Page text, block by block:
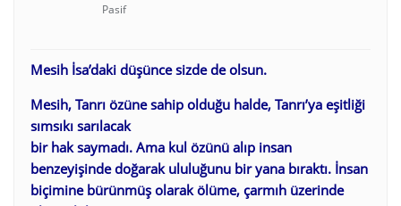
Pasif
Mesih İsa’daki düşünce sizde de olsun.
Mesih, Tanrı özüne sahip olduğu halde, Tanrı’ya eşitliği
sımsıkı sarılacak
bir hak saymadı. Ama kul özünü alıp insan
benzeyişinde doğarak ululuğunu bir yana bıraktı. İnsan
biçimine bürünmüş olarak ölüme, çarmıh üzerinde